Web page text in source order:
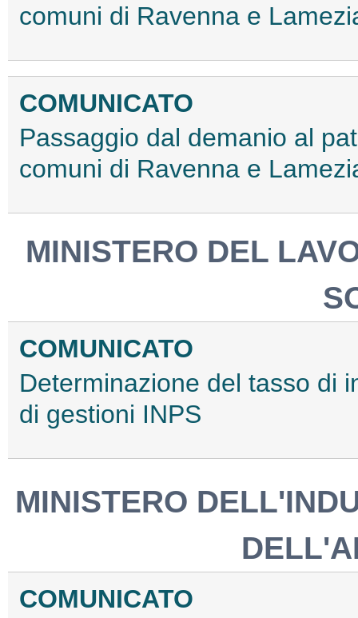
comuni di Ravenna e
COMUNICATO
Passaggio dal demanio al
comuni di Ravenna e
MINISTERO DEL
COMUNICATO
Determinazione del tasso di
di gestioni INPS
MINISTERO
COMUNICATO